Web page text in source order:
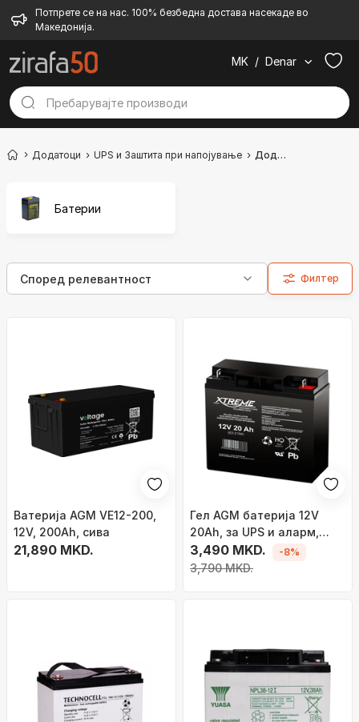
Потпрете се на нас. 100% безбедна достава насекаде во
Македонија.
MK / Denar
Додатоци UPS и Заштита при напојување Додатоци
Батерии
Филтер
Bатерија AGM VE12-200,
12V, 200Ah, сива
21,890 MKD.
Гел AGM батерија 12V
20Ah, за UPS и аларм,
црна
3,490 MKD.
3,790 MKD.
-8%